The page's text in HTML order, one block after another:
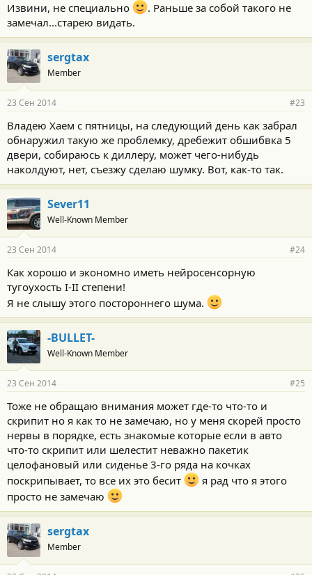
Извини, не специально
. Раньше за собой такого не
замечал...старею видать.
sergtax
Member
23 Сен 2014 #23
Владею Хаем с пятницы, на следующий день как забрал
обнаружил такую же проблемку, дребежит обшибвка 5
двери, собираюсь к диллеру, может чего-нибудь
наколдуют, нет, съезжу сделаю шумку. Вот, как-то так.
Sever11
Well-Known Member
23 Сен 2014 #24
Как хорошо и экономно иметь нейросенсорную
тугоухость I-II степени!
Я не слышу этого постороннего шума.
-BULLET-
Well-Known Member
23 Сен 2014 #25
Тоже не обращаю внимания может где-то что-то и
скрипит но я как то не замечаю, но у меня скорей просто
нервы в порядке, есть знакомые которые если в авто
что-то скрипит или шелестит неважно пакетик
целофановый или сиденье 3-го ряда на кочках
поскрипывает, то все их это бесит
я рад что я этого
просто не замечаю
sergtax
Member